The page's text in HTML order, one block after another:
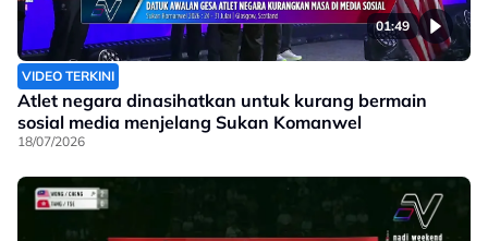
01:49
VIDEO TERKINI
Atlet negara dinasihatkan untuk kurang bermain
sosial media menjelang Sukan Komanwel
18/07/2026